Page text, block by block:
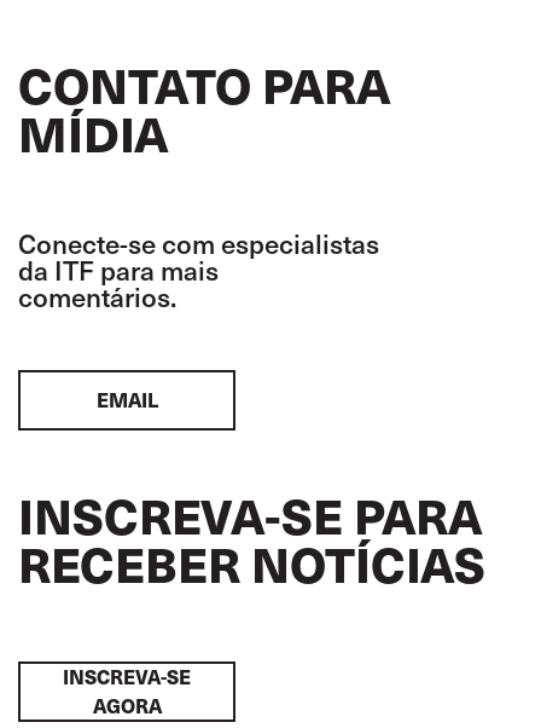
CONTATO PARA
MÍDIA
Conecte-se com especialistas
da ITF para mais
comentários.
EMAIL
INSCREVA-SE PARA
RECEBER NOTÍCIAS
INSCREVA-SE
AGORA